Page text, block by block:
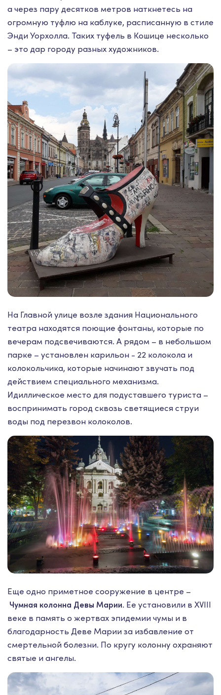
а через пару десятков метров наткнетесь на
огромную туфлю на каблуке, расписанную в стиле
Энди Уорхолла. Таких туфель в Кошице несколько
– это дар городу разных художников.
На Главной улице возле здания Национального
театра находятся поющие фонтаны, которые по
вечерам подсвечиваются. А рядом – в небольшом
парке – установлен карильон - 22 колокола и
колокольчика, которые начинают звучать под
действием специального механизма.
Идиллическое место для подуставшего туриста –
воспринимать город сквозь светящиеся струи
воды под перезвон колоколов.
Еще одно приметное сооружение в центре –
Чумная колонна Девы Марии. Ее установили в XVIII
веке в память о жертвах эпидемии чумы и в
благодарность Деве Марии за избавление от
смертельной болезни. По кругу колонну охраняют
святые и ангелы.